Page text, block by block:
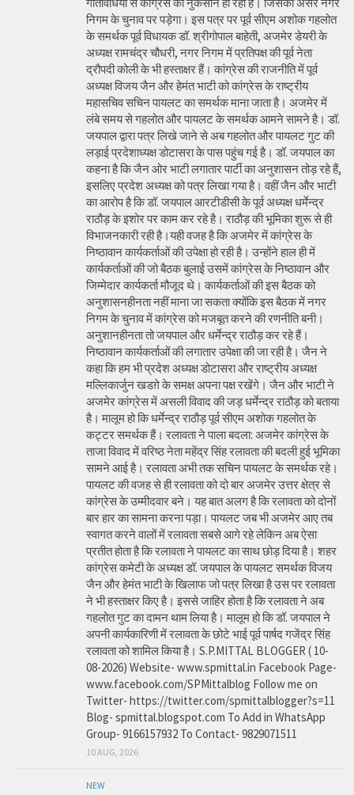
निगम के चुनाव पर पड़ेगा। इस पत्र पर पूर्व सीएम अशोक गहलोत
के समर्थक पूर्व विधायक डॉ. श्रीगोपाल बाहेती, अजमेर डेयरी के
अध्यक्ष रामचंद्र चौधरी, नगर निगम में प्रतिपक्ष की पूर्व नेता
द्रौपदी कोली के भी हस्ताक्षर हैं। कांग्रेस की राजनीति में पूर्व
अध्यक्ष विजय जैन और हेमंत भाटी को कांग्रेस के राष्ट्रीय
महासचिव सचिन पायलट का समर्थक माना जाता है। अजमेर में
लंबे समय से गहलोत और पायलट के समर्थक आमने सामने है। डॉ.
जयपाल द्वारा पत्र लिखे जाने से अब गहलोत और पायलट गुट की
लड़ाई प्रदेशाध्यक्ष डोटासरा के पास पहुंच गई है। डॉ. जयपाल का
कहना है कि जैन ओर भाटी लगातार पार्टी का अनुशासन तोड़ रहे हैं,
इसलिए प्रदेश अध्यक्ष को पत्र लिखा गया है। वहीं जैन और भाटी
का आरोप है कि डॉ. जयपाल आरटीडीसी के पूर्व अध्यक्ष धर्मेन्द्र
राठौड़ के इशोर पर काम कर रहे है। राठौड़ की भूमिका शुरू से ही
विभाजनकारी रही है।यही वजह है कि अजमेर में कांग्रेस के
निष्ठावान कार्यकर्ताओं की उपेक्षा हो रही है। उन्होंने हाल ही में
कार्यकर्ताओं की जो बैठक बुलाई उसमें कांग्रेस के निष्ठावान और
जिम्मेदार कार्यकर्ता मौजूद थे। कार्यकर्ताओं की इस बैठक को
अनुशासनहीनता नहीं माना जा सकता क्योंकि इस बैठक में नगर
निगम के चुनाव में कांग्रेस को मजबूत करने की रणनीति बनी।
अनुशानहीनता तो जयपाल और धर्मेन्द्र राठौड़ कर रहे हैं।
निष्ठावान कार्यकर्ताओं की लगातार उपेक्षा की जा रही है। जैन ने
कहा कि हम भी प्रदेश अध्यक्ष डोटासरा और राष्ट्रीय अध्यक्ष
मल्लिकार्जुन खडग़े के समक्ष अपना पक्ष रखेंगे। जैन और भाटी ने
अजमेर कांग्रेस में असली विवाद की जड़ धर्मेन्द्र राठौड़ को बताया
है। मालूम हो कि धर्मेन्द्र राठौड़ पूर्व सीएम अशोक गहलोत के
कट्टर समर्थक हैं। रलावता ने पाला बदला: अजमेर कांग्रेस के
ताजा विवाद में वरिष्ठ नेता महेंद्र सिंह रलावता की बदली हुई भूमिका
सामने आई है। रलावता अभी तक सचिन पायलट के समर्थक रहे।
पायलट की वजह से ही रलावता को दो बार अजमेर उत्तर क्षेत्र से
कांग्रेस के उम्मीदवार बने। यह बात अलग है कि रलावता को दोनों
बार हार का सामना करना पड़ा। पायलट जब भी अजमेर आए तब
स्वागत करने वालों में रलावता सबसे आगे रहे लेकिन अब ऐसा
प्रतीत होता है कि रलावता ने पायलट का साथ छोड़ दिया है। शहर
कांग्रेस कमेटी के अध्यक्ष डॉ. जयपाल के पायलट समर्थक विजय
जैन और हेमंत भाटी के खिलाफ जो पत्र लिखा है उस पर रलावता
ने भी हस्ताक्षर किए है। इससे जाहिर होता है कि रलावता ने अब
गहलोत गुट का दामन थाम लिया है। मालूम हो कि डॉ. जयपाल ने
अपनी कार्यकारिणी में रलावता के छोटे भाई पूर्व पार्षद गजेंद्र सिंह
रलावता को शामिल किया है। S.P.MITTAL BLOGGER ( 10-
08-2026) Website- www.spmittal.in Facebook Page-
www.facebook.com/SPMittalblog Follow me on
Twitter- https://twitter.com/spmittalblogger?s=11
Blog- spmittal.blogspot.com To Add in WhatsApp
Group- 9166157932 To Contact- 9829071511
10 AUG, 2026
NEW